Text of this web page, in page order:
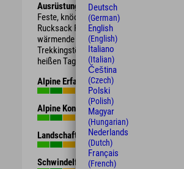
Ausrüstung
Feste, knöchelhohe Bergschuhe mit
Rucksack Regenschutz, je nach
wärmende Kleidung oder Sonnenschutz
Trekkingstöcke ausreichend Getränke
heißen Tagen evtl. Brotzeit / Süßigkeiten
Alpine Erfahrung
Alpine Kondition
Landschaft
Schwindelfreiheit
Deutsch
(German)
English
(English)
Italiano
(Italian)
Čeština
(Czech)
Polski
(Polish)
Magyar
(Hungarian)
Nederlands
(Dutch)
Français
(French)